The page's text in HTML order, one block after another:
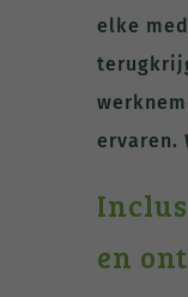
elke
ervaren.
en